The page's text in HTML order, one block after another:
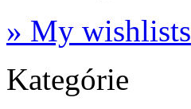
» My wishlists
Kategórie